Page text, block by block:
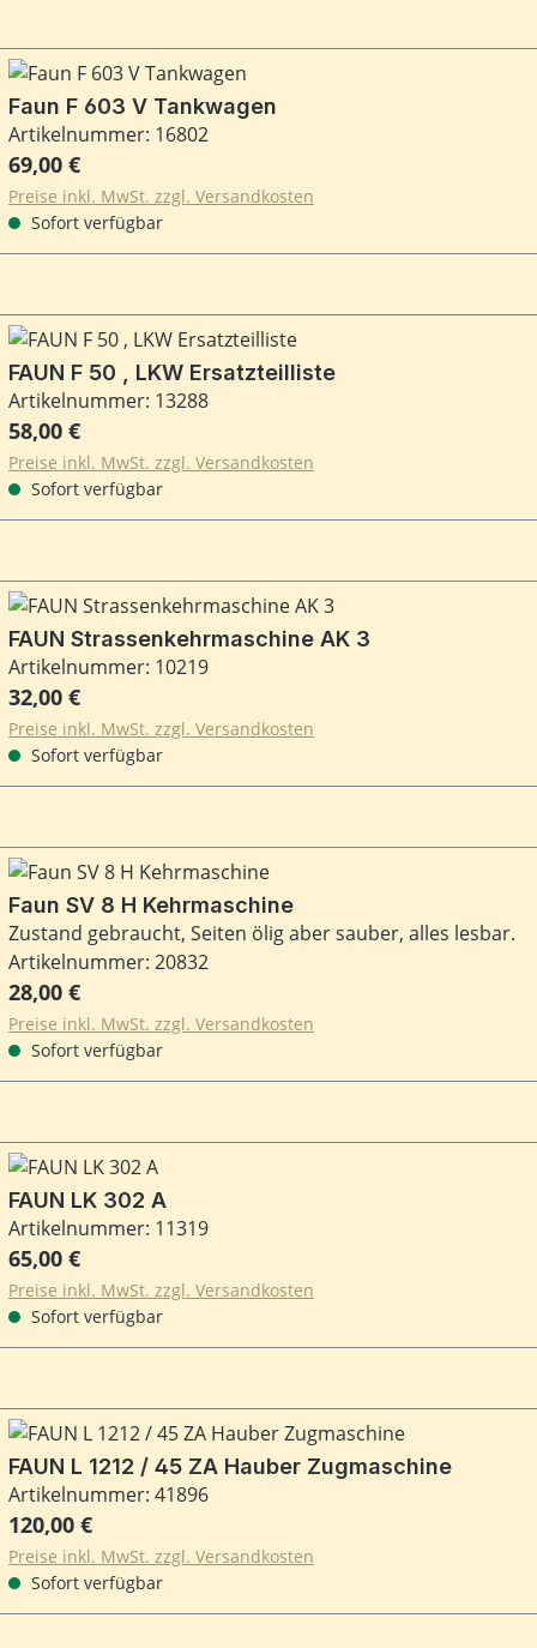
Faun F 603 V Tankwagen
Artikelnummer: 16802
Regulärer Preis:
69,00 €
Preise inkl. MwSt. zzgl. Versandkosten
Sofort verfügbar
FAUN F 50 , LKW Ersatzteilliste
Artikelnummer: 13288
Regulärer Preis:
58,00 €
Preise inkl. MwSt. zzgl. Versandkosten
Sofort verfügbar
FAUN Strassenkehrmaschine AK 3
Artikelnummer: 10219
Regulärer Preis:
32,00 €
Preise inkl. MwSt. zzgl. Versandkosten
Sofort verfügbar
Faun SV 8 H Kehrmaschine
Zustand gebraucht, Seiten ölig aber sauber, alles lesbar.
Artikelnummer: 20832
Regulärer Preis:
28,00 €
Preise inkl. MwSt. zzgl. Versandkosten
Sofort verfügbar
FAUN LK 302 A
Artikelnummer: 11319
Regulärer Preis:
65,00 €
Preise inkl. MwSt. zzgl. Versandkosten
Sofort verfügbar
FAUN L 1212 / 45 ZA Hauber Zugmaschine
Artikelnummer: 41896
Regulärer Preis:
120,00 €
Preise inkl. MwSt. zzgl. Versandkosten
Sofort verfügbar